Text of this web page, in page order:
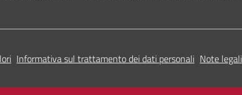
Informativa sul trattamento dei dati personali Note legali